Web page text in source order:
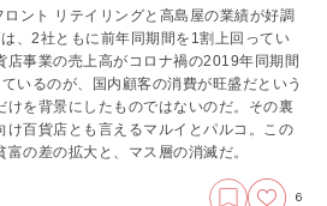
ント リテイリングと高島屋の業績が好調
、2社ともに前年同期間を1割上回ってい
店事業の売上高がコロナ禍の2019年同期間
いるのが、国内顧客の消費が旺盛だという
けを背景にしたものではないのだ。その裏
け百貨店とも言えるマルイとパルコ。この
の差の拡大と、マス層の消滅だ。
6